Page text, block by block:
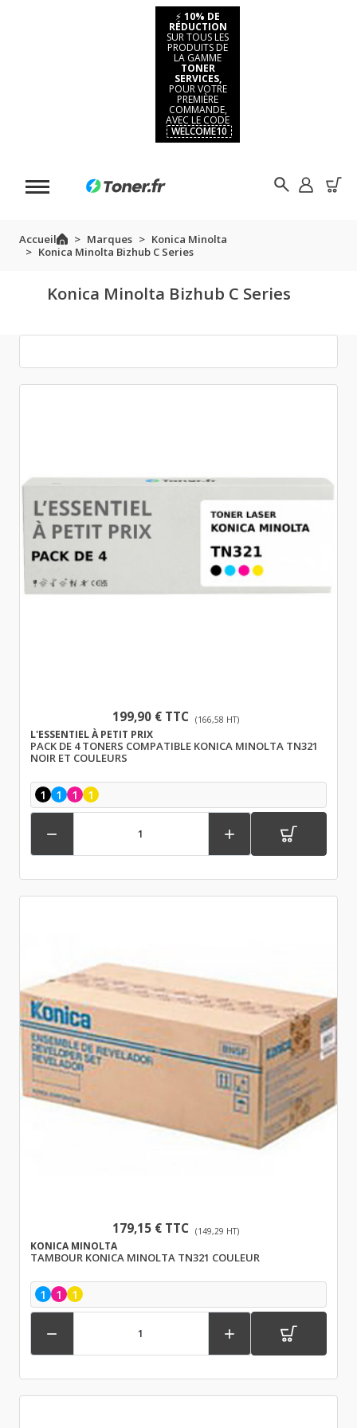
⚡ 10% DE
RÉDUCTION
SUR TOUS LES
PRODUITS DE
LA GAMME
TONER
SERVICES,
POUR VOTRE
PREMIÈRE
COMMANDE,
AVEC LE CODE
WELCOME10
Accueil Marques
Konica Minolta
Konica Minolta Bizhub C Series
Konica Minolta Bizhub C Series
199,90 € TTC (166,58 HT)
L'ESSENTIEL À PETIT PRIX
PACK DE 4 TONERS COMPATIBLE KONICA MINOLTA TN321
NOIR ET COULEURS
1 1 1 1
 
179,15 € TTC (149,29 HT)
KONICA MINOLTA
TAMBOUR KONICA MINOLTA TN321 COULEUR
1 1 1
 